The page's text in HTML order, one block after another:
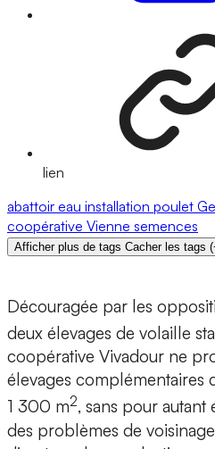
lien
abattoir eau installation poulet
coopérative Vienne semences
Afficher plus de tags Cacher les tags (
Découragée par les
deux élevages de volaille
coopérative Vivadour ne
élevages complémentaires
1 300 m2, sans pour autant
des problèmes de